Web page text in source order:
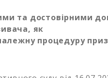
та достовірними
як
процедуру